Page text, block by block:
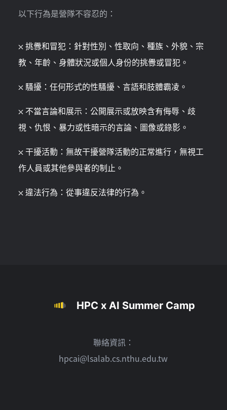
以下行為是營隊不容忍的：
⛌ 挑釁和冒犯：針對性別、性取向、種族、外貌、宗
教、年齡、身體狀況或個人身份的挑釁或冒犯。
⛌ 騷擾：任何形式的性騷擾、言語和肢體霸凌。
⛌ 不當言論和展示：公開展示或放映含有侮辱、歧
視、仇恨、暴力或性暗示的言論、圖像或錄影。
⛌ 干擾活動：無故干擾營隊活動的正常進行，無視工
作人員或其他參與者的制止。
⛌ 違法行為：從事違反法律的行為。
HPC x AI Summer Camp
聯絡資訊：
hpcai@lsalab.cs.nthu.edu.tw